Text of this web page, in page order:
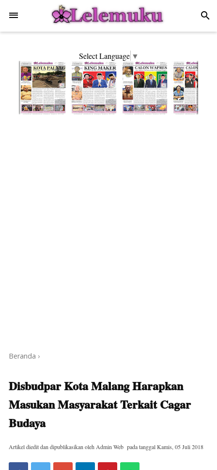
search
Select Language ▼
Beranda ›
Disbudpar Kota Malang Harapkan
Masukan Masyarakat Terkait Cagar
Budaya
Artikel diedit dan dipublikasikan oleh Admin Web pada tanggalKamis, 05 Juli 2018